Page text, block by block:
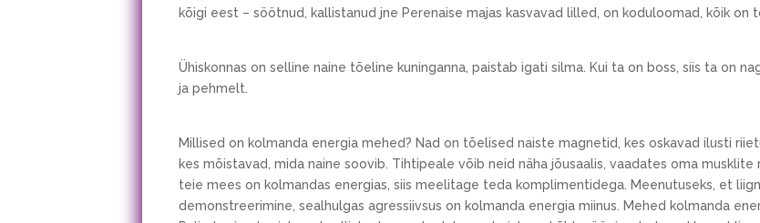
kõigi eest – söötnud, kallistanud jne Perenaise majas kasvavad lilled, on koduloomad, kõik
Ühiskonnas on selline naine tõeline kuninganna, paistab igati silma. Kui ta on boss, siis ta on
ja pehmelt.
Millised on kolmanda energia mehed? Nad on tõelised naiste magnetid, kes oskavad ilusti
kes mõistavad, mida naine soovib. Tihtipeale võib neid näha jõusaalis, vaadates oma
teie mees on kolmandas energias, siis meelitage teda komplimentidega. Meenutuseks, et
demonstreerimine, sealhulgas agressiivsus on kolmanda energia miinus. Mehed kolmanda